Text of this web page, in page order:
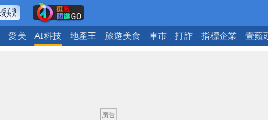
愛美 AI科技 地產王 旅遊美食 車市 打詐 指標企業 壹蘋